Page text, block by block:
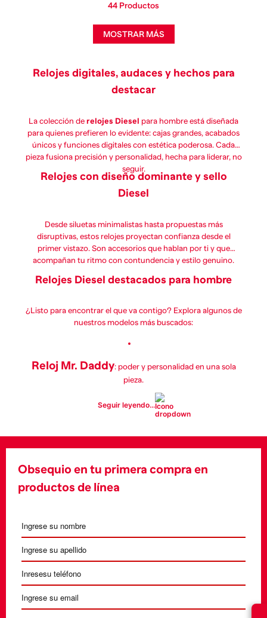
44 Productos
MOSTRAR MÁS
Relojes digitales, audaces y hechos para
destacar
La colección de relojes Diesel para hombre está diseñada
para quienes prefieren lo evidente: cajas grandes, acabados
únicos y funciones digitales con estética poderosa. Cada
pieza fusiona precisión y personalidad, hecha para liderar, no
seguir.
Relojes con diseño dominante y sello
Diesel
Desde siluetas minimalistas hasta propuestas más
disruptivas, estos relojes proyectan confianza desde el
primer vistazo. Son accesorios que hablan por ti y que
acompañan tu ritmo con contundencia y estilo genuino.
Relojes Diesel destacados para hombre
¿Listo para encontrar el que va contigo? Explora algunos de
nuestros modelos más buscados:
Reloj Mr. Daddy: poder y personalidad en una sola
pieza.
Reloj DZ2198 Vert: minimalismo con firmeza.
Seguir leyendo...
Obsequio en tu primera compra en
productos de línea